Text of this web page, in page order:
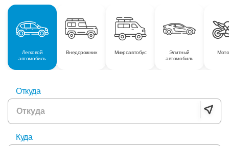
Легковой
автомобиль
Внедорожник Микроавтобус
Элитный
автомобиль
Откуда
Куда